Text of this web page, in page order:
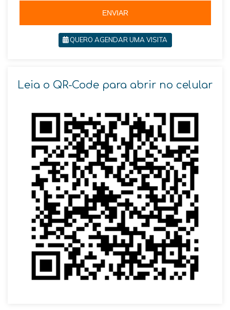
5
ENVIAR
QUERO AGENDAR UMA VISITA
Leia o QR-Code para abrir no celular